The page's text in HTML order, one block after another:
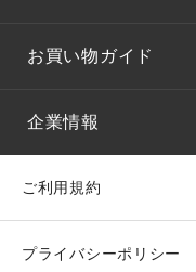
お買い物ガイド
企業情報
ご利用規約
プライバシーポリシー